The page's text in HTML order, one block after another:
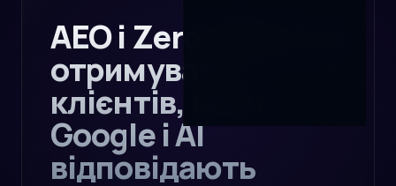
AEO і Zero-Click: як
отримувати
клієнтів, коли
Google і AI
відповідають